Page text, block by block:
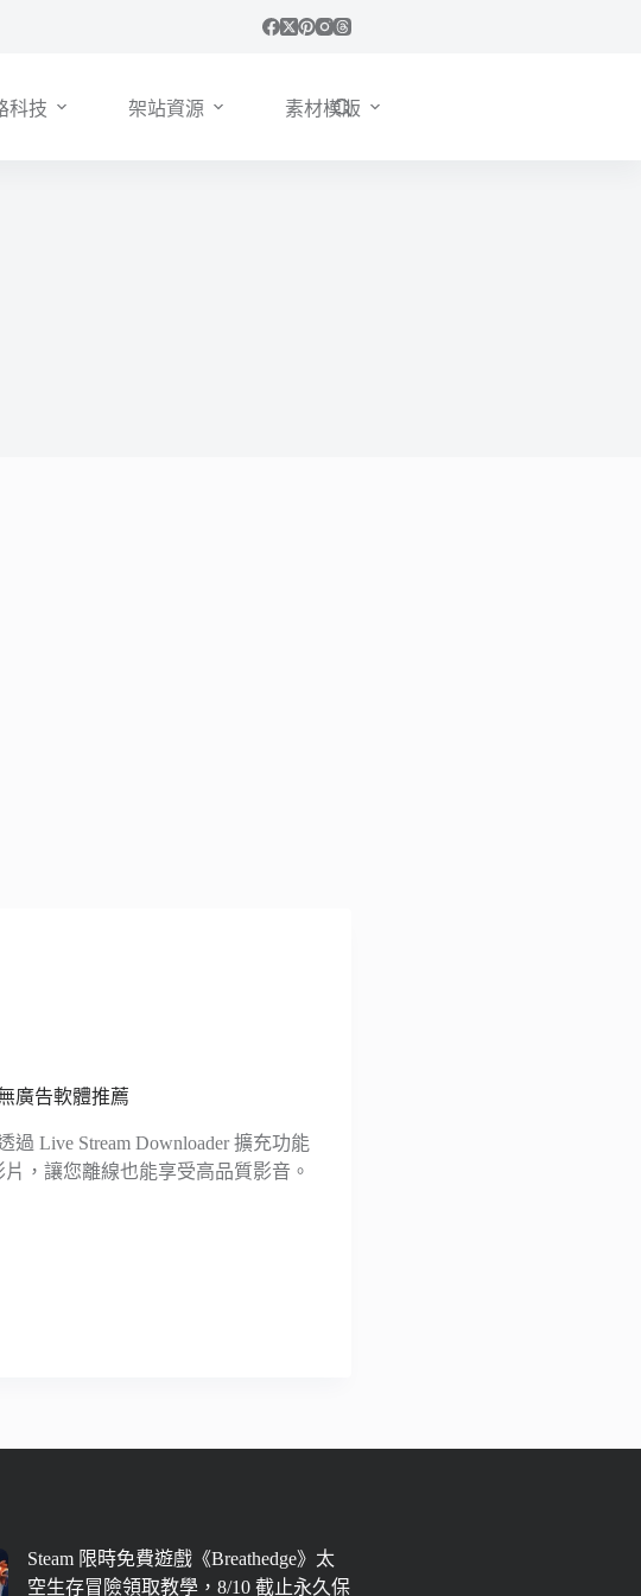
科技 架站資源 素材模版
廣告軟體推薦
Live Stream Downloader 擴充功能
，讓您離線也能享受高品質影音。
Steam 限時免費遊戲《Breathedge》太
空生存冒險領取教學，8/10 截止永久保